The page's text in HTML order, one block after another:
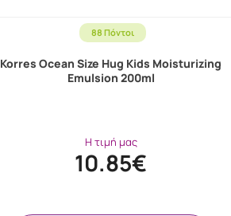
88 Πόντοι
Korres Ocean Size Hug Kids Moisturizing
Emulsion 200ml
Η τιμή μας
10.85€